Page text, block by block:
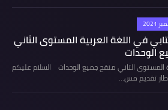
في اللغة العربية المستوى الثاني
الوحدات
المستوى الثاني منقح جميع الوحدات السلام عليكم
تقديم مس…